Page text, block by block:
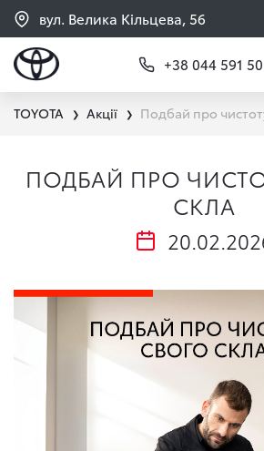
вул. Велика Кільцева, 56
+38 044 591
TOYOTA ❯ Акції ❯ Подбай про
ПОДБАЙ ПРО
СКЛА